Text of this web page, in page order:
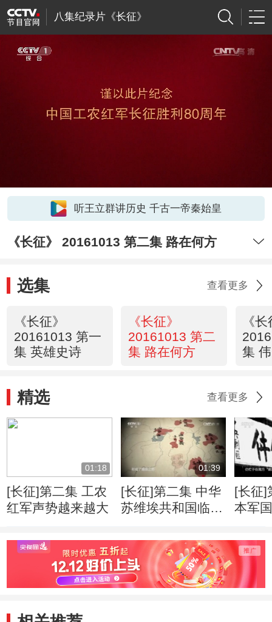
八集纪录片《长征》
听王立群讲历史 千古一帝秦始皇
《长征》 20161013 第二集 路在何方
选集 查看更多
《长征》
20161013 第一
集 英雄史诗
《长征》
20161013 第二
集 路在何方
《
集
精选 查看更多
01:18
[长征]第二集 工农
红军声势越来越大
01:39
[长征]第二集 中华
苏维埃共和国临时
[长征]
本军